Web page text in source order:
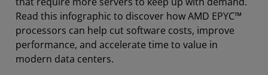
Read this infographic to discover how AMD EPYC™
processors can help cut software costs, improve
performance, and accelerate time to value in
modern data centers.